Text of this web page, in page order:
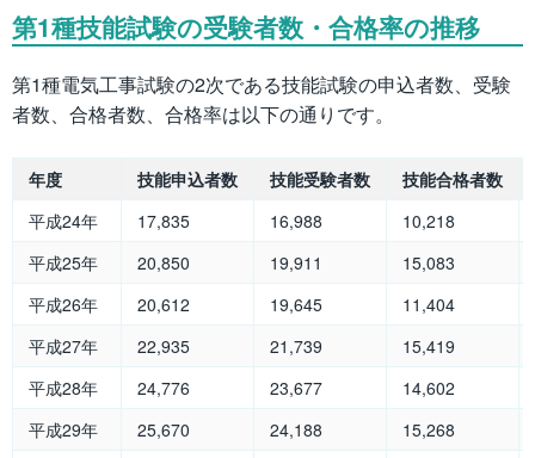
第1種技能試験の受験者数・合格率の推移
第1種電気工事試験の2次である技能試験の申込者数、受験
者数、合格者数、合格率は以下の通りです。
年度 技能申込者数 技能受験者数
技能合格者数
平成24年
17,835 16,988
10,218
平成25年
20,850 19,911
15,083
平成26年
20,612 19,645
11,404
平成27年
22,935 21,739
15,419
平成28年
24,776 23,677
14,602
平成29年
25,670 24,188
15,268